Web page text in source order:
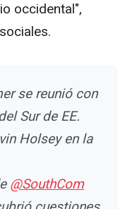
occidental",
se reunió con
Sur de EE.
Holsey en la
@SouthCom